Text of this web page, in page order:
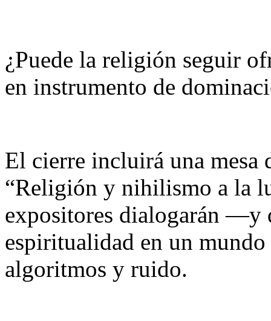
¿Puede la religión seguir
en instrumento de
El cierre incluirá una
“Religión y nihilismo a la
expositores dialogarán —y
espiritualidad en un
algoritmos y ruido.